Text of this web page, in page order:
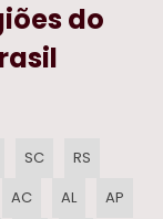
do
SC
RS
AC AL
AP